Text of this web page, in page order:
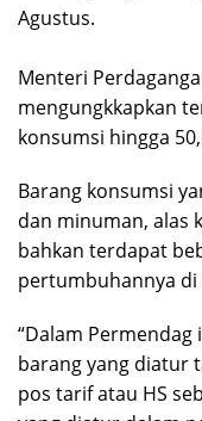
Agustus.
Menteri
mengungkkapkan
konsumsi hingga
Barang konsumsi
dan minuman, alas
bahkan terdapat
pertumbuhannya di
“Dalam
barang yang diatur
pos tarif atau HS